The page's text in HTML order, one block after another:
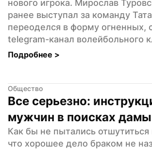
нового игрока. Мирослав
ранее выступал за команду
переоделся в форму огненных,
telegram-канал волейбольного
Подробнее >
Общество
Все серьезно:
мужчин в поисках
Как бы не пытались
что хорошее дело браком не